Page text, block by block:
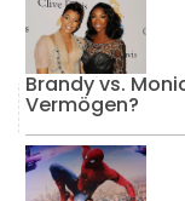
Brandy vs.
Vermögen?